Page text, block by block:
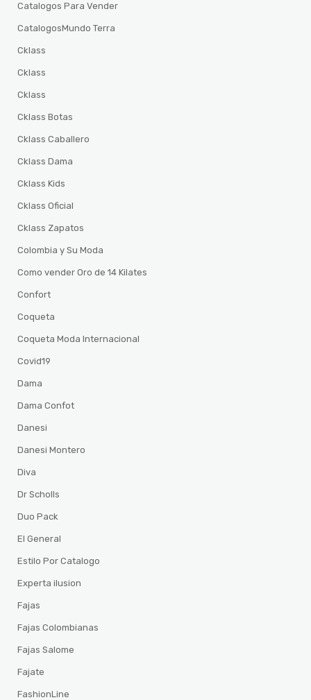
Catalogos Para Vender
CatalogosMundo Terra
Cklass
Cklass
Cklass
Cklass Botas
Cklass Caballero
Cklass Dama
Cklass Kids
Cklass Oficial
Cklass Zapatos
Colombia y Su Moda
Como vender Oro de 14 Kilates
Confort
Coqueta
Coqueta Moda Internacional
Covid19
Dama
Dama Confot
Danesi
Danesi Montero
Diva
Dr Scholls
Duo Pack
El General
Estilo Por Catalogo
Experta ilusion
Fajas
Fajas Colombianas
Fajas Salome
Fajate
FashionLine